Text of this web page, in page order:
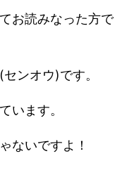
お読みなった方で
ンオウ)です。
います。
ないですよ！